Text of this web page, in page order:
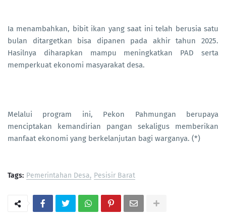
Ia menambahkan, bibit ikan yang saat ini telah berusia satu
bulan ditargetkan bisa dipanen pada akhir tahun 2025.
Hasilnya diharapkan mampu meningkatkan PAD serta
memperkuat ekonomi masyarakat desa.
Melalui program ini, Pekon Pahmungan berupaya
menciptakan kemandirian pangan sekaligus memberikan
manfaat ekonomi yang berkelanjutan bagi warganya. (*)
Tags: Pemerintahan Desa Pesisir Barat